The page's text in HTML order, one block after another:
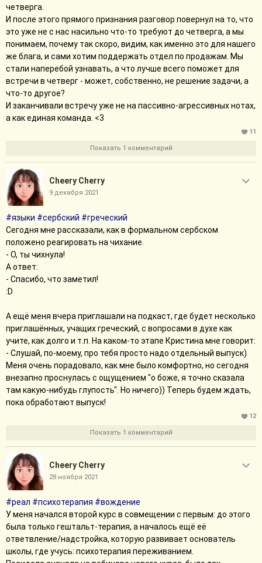
четверга.
И после этого прямого признания разговор повернул на то, что
это уже не с нас насильно что-то требуют до четверга, а мы
понимаем, почему так скоро, видим, как именно это для нашего
же блага, и сами хотим поддержать отдел по продажам. Мы
стали наперебой узнавать, а что лучше всего поможет для
встречи в четверг - может, собственно, не решение задачи, а
что-то другое?
И заканчивали встречу уже не на пассивно-агрессивных нотах,
а как единая команда. <3
11
Показать 1 комментарий
Cheery Cherry
9 декабря 2021
#языки #сербский #греческий
Сегодня мне рассказали, как в формальном сербском
положено реагировать на чихание.
- О, ты чихнула!
А ответ:
- Спасибо, что заметил!
:D
А ещё меня вчера приглашали на подкаст, где будет несколько
приглашённых, учащих греческий, с вопросами в духе как
учите, как долго и т.п. На каком-то этапе Кристина мне говорит:
- Слушай, по-моему, про тебя просто надо отдельный выпуск)
Меня очень порадовало, как мне было комфортно, но сегодня
внезапно проснулась с ощущением "о боже, я точно сказала
там какую-нибудь глупость". Но ничего)) Теперь будем ждать,
пока обработают выпуск!
12
Показать 1 комментарий
Cheery Cherry
28 ноября 2021
#реал #психотерапия #вождение
У меня начался второй курс в совмещении с первым: до этого
была только гештальт-терапия, а началось ещё её
ответвление/надстройка, которую развивает основатель
школы, где учусь: психотерапия переживанием.